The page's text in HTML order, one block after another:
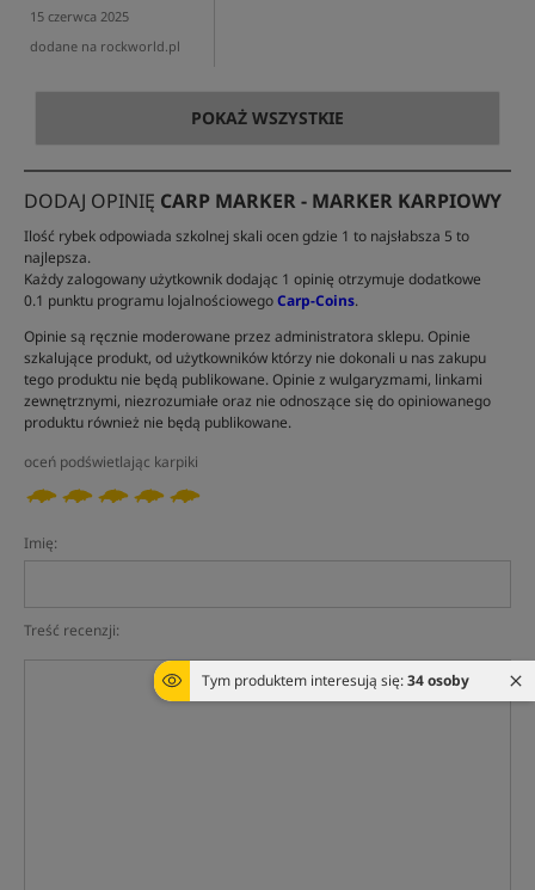
Tym produktem interesują się:34 osoby
15 czerwca 2025
dodane na rockworld.pl
POKAŻ WSZYSTKIE
DODAJ OPINIĘ CARP MARKER - MARKER KARPIOWY
Ilość rybek odpowiada szkolnej skali ocen gdzie 1 to najsłabsza 5 to
najlepsza.
Każdy zalogowany użytkownik dodając 1 opinię otrzymuje dodatkowe
0.1 punktu programu lojalnościowegoCarp-Coins.
Opinie są ręcznie moderowane przez administratora sklepu. Opinie
szkalujące produkt, od użytkowników którzy nie dokonali u nas zakupu
tego produktu nie będą publikowane. Opinie z wulgaryzmami, linkami
zewnętrznymi, niezrozumiałe oraz nie odnoszące się do opiniowanego
produktu również nie będą publikowane.
oceń podświetlając karpiki
Imię:
Treść recenzji: